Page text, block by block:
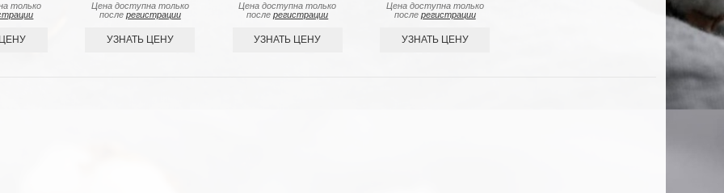
только
Цена доступна только
после регистрации
УЗНАТЬ ЦЕНУ
Цена доступна только
послерегистрации
УЗНАТЬ ЦЕНУ
Цена доступна только
после регистрации
УЗНАТЬ ЦЕНУ